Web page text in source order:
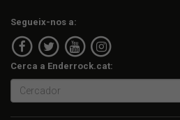
Segueix-nos a:
Cerca a Enderrock.cat: